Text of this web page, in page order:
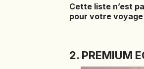
Cette liste n’est
pour votre voyage
2. PREMIUM